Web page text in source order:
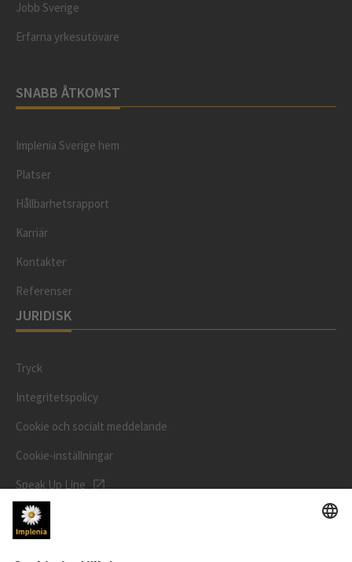
Jobb Sverige
Erfarna yrkesutövare
SNABB ÅTKOMST
Implenia Sverige hem
Platser
Hållbarhetsrapport
Karriär
Kontakter
Referenser
JURIDISK
Tryck
Integritetspolicy
Cookie och socialt meddelande
Cookie-inställningar
Speak Up Line
AKTIEKURS